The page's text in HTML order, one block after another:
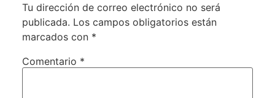
Tu dirección de correo electrónico no será
publicada. Los campos obligatorios están
marcados con *
Comentario *